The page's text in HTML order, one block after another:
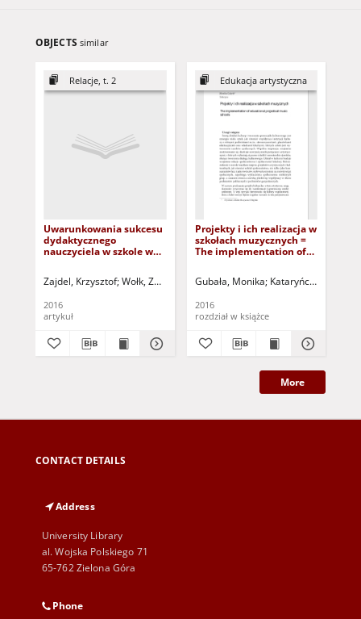
OBJECTS similar
Relacje, t. 2
Uwarunkowania sukcesu
dydaktycznego
nauczyciela w szkole w
Determinants of the
school in the context of a
stigmatizing school
Zajdel, Krzysztof Wołk, Zdzisław - red. nacz.
2016
artykuł
Edukacja artystyczna
Projekty i ich realizacja w
szkołach muzycznych =
The implementation of
Gubała, Monika Kataryńczuk-
2016
rozdział w książce
More
CONTACT DETAILS
Address
University Library
al. Wojska Polskiego 71
65-762 Zielona Góra
Phone